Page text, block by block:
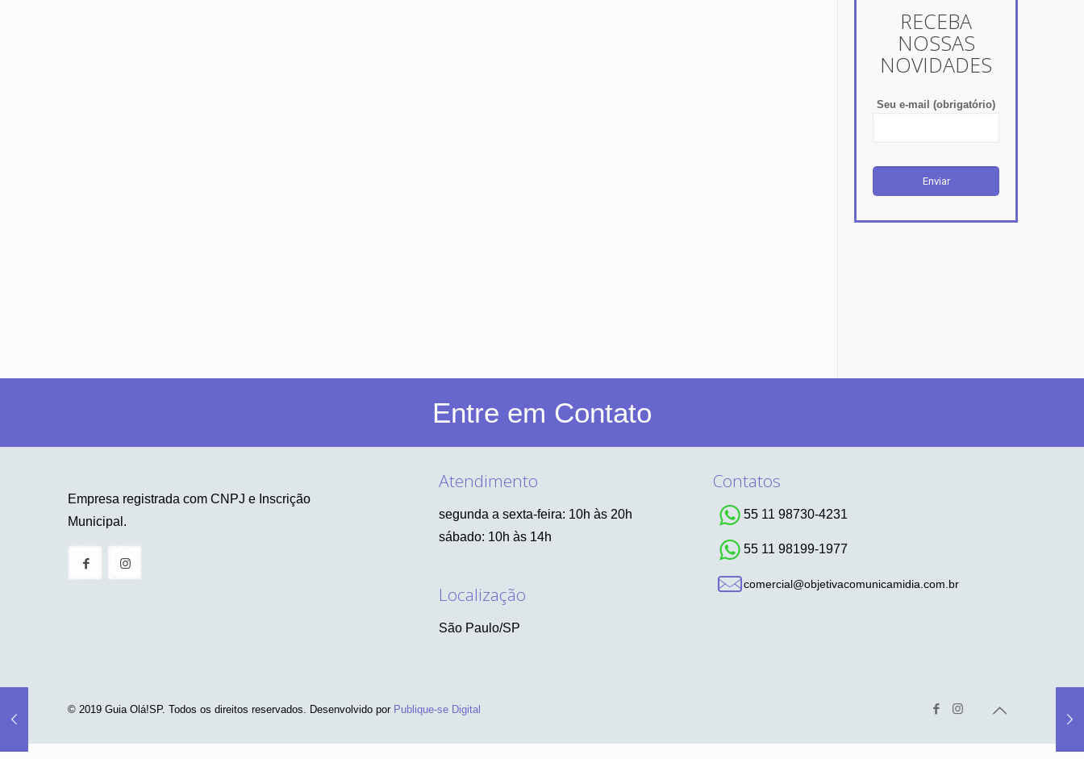
RECEBA
NOSSAS
NOVIDADES
Seu e-mail (obrigatório)
Entre em Contato
Empresa registrada com CNPJ e Inscrição
Municipal.
Atendimento
segunda a sexta-feira: 10h às 20h
sábado: 10h às 14h
Localização
São Paulo/SP
Contatos
55 11 98730-4231
55 11 98199-1977
comercial@objetivacomunicamidia.com.br
© 2019 Guia Olá!SP. Todos os direitos reservados. Desenvolvido por Publique-se Digital